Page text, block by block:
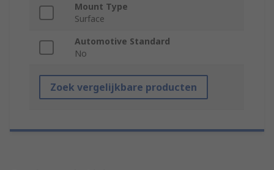
Mount Type
Surface
Automotive Standard
No
Zoek vergelijkbare producten